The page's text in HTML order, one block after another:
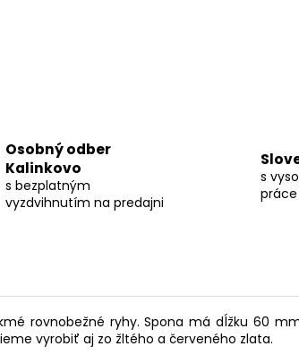
Osobný odber
Kalinkovo
s bezplatným
vyzdvihnutím na predajni
s
práce
rovnobežné ryhy. Spona má dĺžku 60
vyrobiť aj zo žltého a červeného zlata.